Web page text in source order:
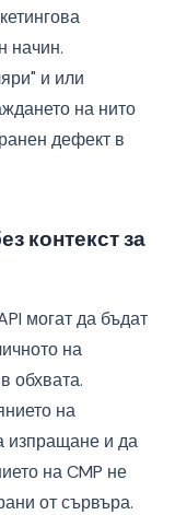
начин.
и или
на нито
дефект в
контекст за
могат да бъдат
на
обхвата.
на
изпращане и да
на CMP не
от сървъра.